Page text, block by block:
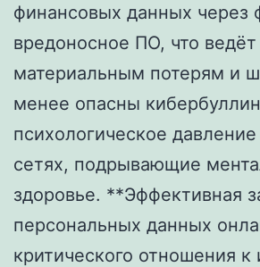
финансовых данных через
вредоносное ПО, что ведёт
материальным потерям и
менее опасны
психологическое
сетях, подрывающие
здоровье. **Эффективная
персональных данных
критического отношения к